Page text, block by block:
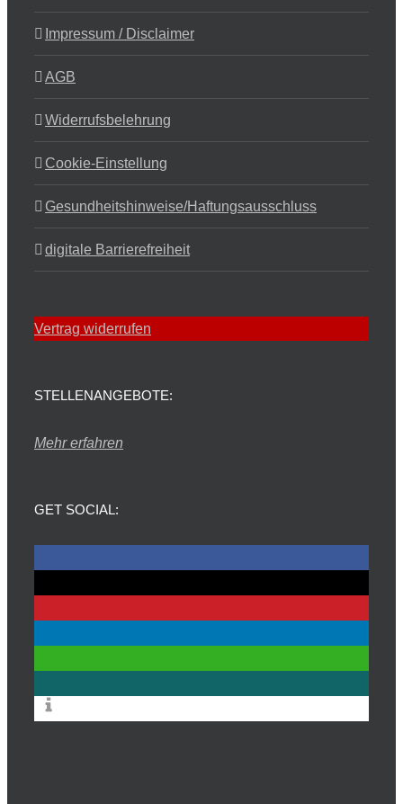
Impressum / Disclaimer
AGB
Widerrufsbelehrung
Cookie-Einstellung
Gesundheitshinweise/Haftungsausschluss
digitale Barrierefreiheit
Vertrag widerrufen
STELLENANGEBOTE:
Mehr erfahren
GET SOCIAL: